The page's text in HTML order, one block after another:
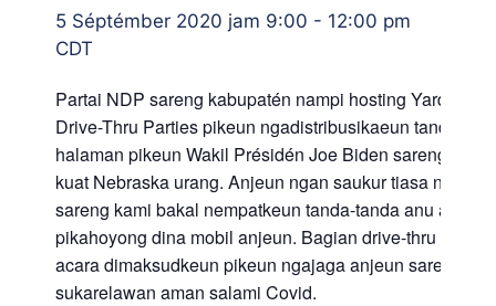
5 Séptémber 2020 jam 9:00 - 12:00 pm
CDT
Partai NDP sareng kabupatén nampi hosting Yard Sign
Drive-Thru Parties pikeun ngadistribusikaeun tanda
halaman pikeun Wakil Présidén Joe Biden sareng calon
kuat Nebraska urang. Anjeun ngan saukur tiasa nyetir
sareng kami bakal nempatkeun tanda-tanda anu anjeun
pikahoyong dina mobil anjeun. Bagian drive-thru tina
acara dimaksudkeun pikeun ngajaga anjeun sareng
sukarelawan aman salami Covid.